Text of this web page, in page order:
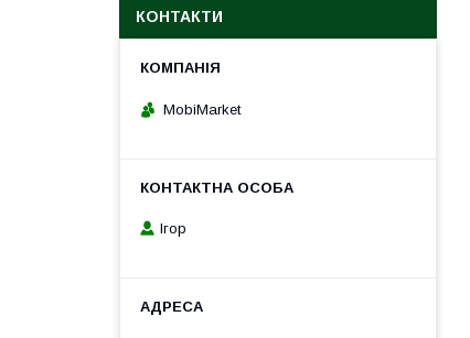
КОНТАКТИ
MobiMarket
Ігор